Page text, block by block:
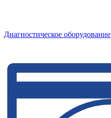
Диагностическое оборудование